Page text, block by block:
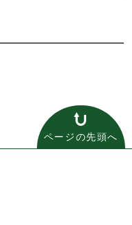
ページの先頭へ